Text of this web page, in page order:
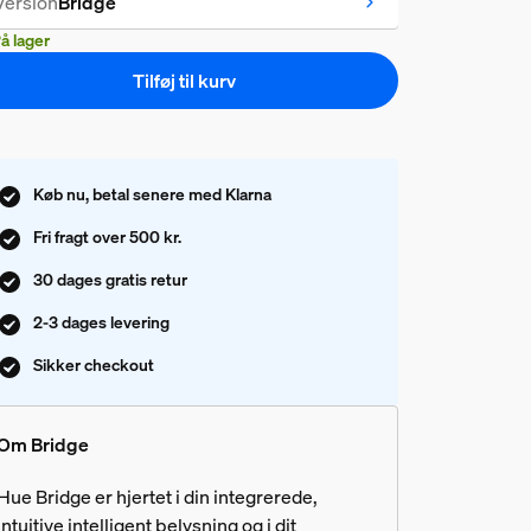
lager
Tilføj til kurv
Køb nu, betal senere med Klarna
Fri fragt over 500 kr.
30 dages gratis retur
2-3 dages levering
Sikker checkout
Bridge
Bridge er hjertet i din integrerede,
intelligent belysning og i dit